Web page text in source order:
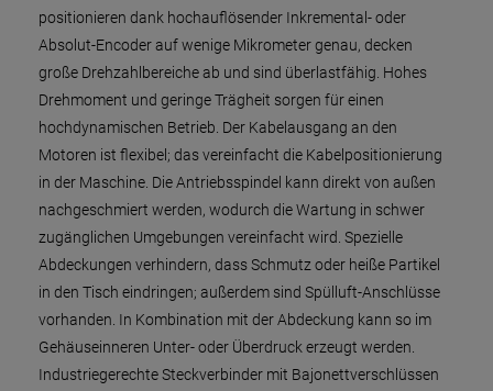
positionieren dank hochauflösender Inkremental- oder
Absolut-Encoder auf wenige Mikrometer genau, decken
große Drehzahlbereiche ab und sind überlastfähig. Hohes
Drehmoment und geringe Trägheit sorgen für einen
hochdynamischen Betrieb. Der Kabelausgang an den
Motoren ist flexibel; das vereinfacht die Kabelpositionierung
in der Maschine. Die Antriebsspindel kann direkt von außen
nachgeschmiert werden, wodurch die Wartung in schwer
zugänglichen Umgebungen vereinfacht wird. Spezielle
Abdeckungen verhindern, dass Schmutz oder heiße Partikel
in den Tisch eindringen; außerdem sind Spülluft-Anschlüsse
vorhanden. In Kombination mit der Abdeckung kann so im
Gehäuseinneren Unter- oder Überdruck erzeugt werden.
Industriegerechte Steckverbinder mit Bajonettverschlüssen